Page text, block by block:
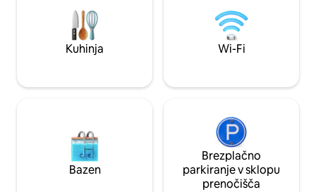
svetlobo. Veliko čudovitih lesenih
poudarkov, naravna svetloba in senčila
za zatemnitev prostorov. Če je mogoče,
lahko ponudim prilagodljiv čas
sprostite na
dostopom do
in Amazon. Resnično sproščujoče
bivanje.
Kuhinja Wi-Fi
Bazen
Brezplačno
parkiranje v sklopu
prenočišča